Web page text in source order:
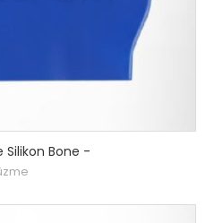
Silikon Bone -